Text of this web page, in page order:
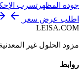
جودة المظهر تسرب
اطلب عرض سعر
LEISA.COM
مزود الحلول غير
روابط